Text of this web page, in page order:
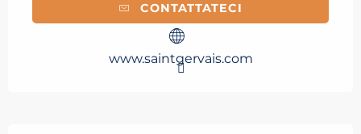
CONTATTATECI
www.saintgervais.com